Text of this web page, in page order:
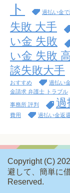
ト
過払い金
失敗 大手
い金 失敗
い金 失敗
談失敗大手
おすすめ
過払い
金請求 弁護士 トラブル
事務所 評判 過
費用
過払い金返
Copyright (C)
避して、簡単に
Reserved.